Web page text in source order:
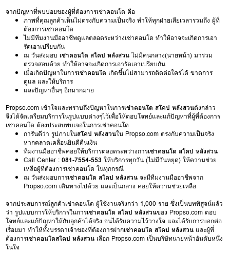
จากปัญหาที่พบบ่อยของผู้ที่ต้องการเช่าคอนโด คือ
ภาพที่คุณลูกค้าเห็นไม่ตรงกับความเป็นจริง ทำให้ทุกฝ่ายเสียเวลารวมถึง ผู้ที่
ต้องการเช่าคอนโด
ไม่มีทีมงานมืออาชีพดูแลตลอดระหว่างเช่าคอนโด ทำให้อาจจะเกิดการเอา
รัดเอาเปรียบกัน
ณ วันส่งมอบเช่าคอนโด สโคป หลังสวนไม่มีคนกลาง(นายหน้า) มาร่วม
ตรวจสอบด้วย ทำให้อาจจะเกิดการเอารัดเอาเปรียบกัน
เมื่อเกิดปัญหาในการเช่าคอนโด เกิดขึ้นไม่สามารถติดต่อใครได้ ขาดการ
ดูแล และให้บริการ
และปัญหาอื่นๆ อีกมากมาย
Propso.com เข้าใจและทราบถึงปัญหาในการเช่าคอนโด สโคป หลังสวนดังกล่าว
จึงได้จัดเตรียมบริการในรูปแบบต่างๆไว้เพื่อให้ตอบโจทย์และแก้ปัญหาที่ผู้ที่ต้องการ
เช่าคอนโด ต้องประสบพบเจอในการเช่าคอนโด
การันตีว่า รูปภายในสโคป หลังสวนใน Propso.com ตรงกับความเป็นจริง
หากคลาดเคลื่อนยินดีคืนเงิน
ทีมงานมืออาชีพคอยให้บริการตลอดระหว่างการเช่าคอนโด สโคป หลังสวน
Call Center :081-7554-553 ให้บริการทุกวัน (ไม่มีวันหยุด) ให้ความช่วย
เหลือผู้ที่ต้องการเช่าคอนโด ในทุกกรณี
ณ วันส่งมอบการเช่าคอนโด สโคป หลังสวน จะมีทีมงานมืออาชีพจาก
Propso.com เดินทางไปด้วย และเป็นกลาง คอยให้ความช่วยเหลือ
จากประสบการณ์ลูกค้าเช่าคอนโด ผู้ใช้งานจริงกว่า 1,000 ราย ซึ่งเป็นบทพิสูจน์แล้ว
ว่า รูปแบบการให้บริการในการเช่าคอนโด สโคป หลังสวนของ Propso.com ตอบ
โจทย์และแก้ปัญหาให้กับลูกค้าได้จริง จนได้รับความไว้วางใจ และได้รับการบอกต่อ
เรื่อยมา ทำให้ทั้งบรรดาเจ้าของที่ต้องการฝากเช่าคอนโด สโคป หลังสวน และผู้ที่
ต้องการเช่าคอนโดสโคป หลังสวน เลือก Propso.com เป็นบริษัทนายหน้าอันดับหนึ่ง
ในใจ